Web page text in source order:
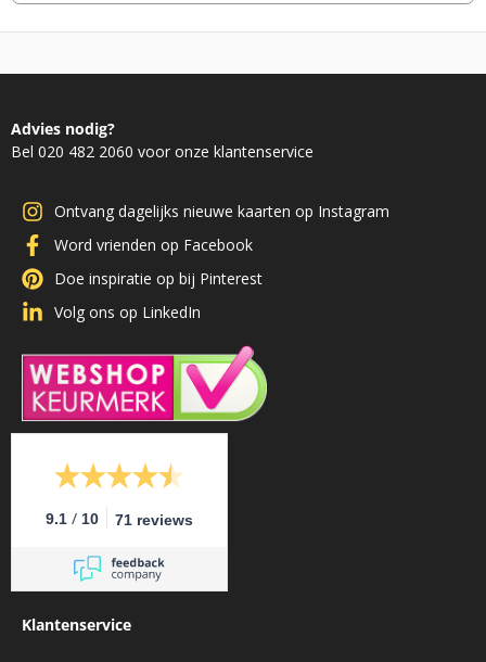
Advies nodig?
Bel 020 482 2060 voor onze klantenservice
Ontvang dagelijks nieuwe kaarten op Instagram
Word vrienden op Facebook
Doe inspiratie op bij Pinterest
Volg ons op LinkedIn
9.1 / 10 71 reviews
Klantenservice